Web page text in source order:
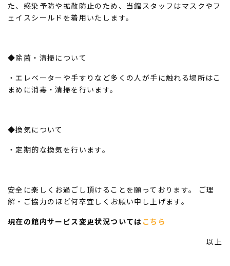
た、感染予防や拡散防止のため、当館スタッフはマスクやフ
ェイスシールドを着用いたします。
◆除菌・清掃について
・エレベーターや手すりなど多くの人が手に触れる場所はこ
まめに消毒・清掃を行います。
◆換気について
・定期的な換気を行います。
安全に楽しくお過ごし頂けることを願っております。 ご理
解・ご協力のほど何卒宜しくお願い申し上げます。
現在の館内サービス変更状況ついては こちら
以上